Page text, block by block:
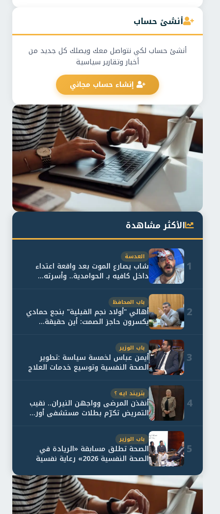
أنشئ حساب
أنشئ حساب لكي نتواصل معك ويصلك كل جديد من
أخبار وتقارير سياسية
إنشاء حساب مجاني
الأكثر مشاهدة
1
العدسة
شاب يصارع الموت بعد واقعة اعتداء
داخل كافيه بـ الحوامدية.. وأسرته...
2
باب المحافظ
أهالي "أولاد نجم القبلية" بنجع حمادي
يكسرون حاجز الصمت: أين حقيقة...
3
باب الوزير
أيمن عباس لخمسة سياسة :تطوير
الصحة النفسية وتوسيع خدمات العلاج
4
بتريند ايه ؟
أنقذن المرضى وواجهن النيران.. نقيب
التمريض تكرّم بطلات مستشفى أور...
5
باب الوزير
الصحة تطلق مسابقة «الريادة في
الصحة النفسية 2026» رعاية نفسية